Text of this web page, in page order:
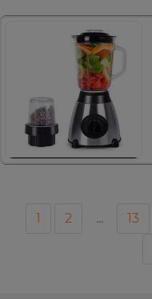
1 2 ... 13